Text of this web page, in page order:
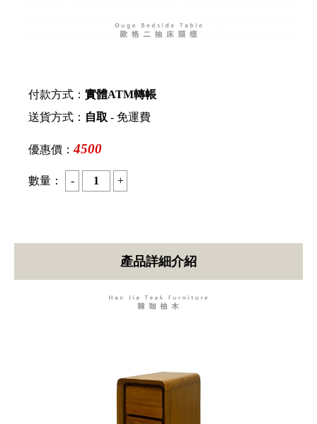
付款方式： 實體ATM轉帳
送貨方式： 自取 - 免運費
優惠價：4500
數量：
產品詳細介紹